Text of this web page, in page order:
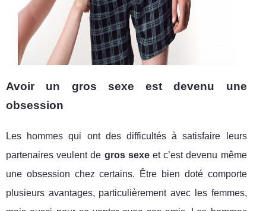
Avoir un gros sexe est devenu une
obsession
Les hommes qui ont des difficultés à satisfaire leurs
partenaires veulent de gros sexeet c’est devenu même
une obsession chez certains. Être bien doté comporte
plusieurs avantages, particulièrement avec les femmes,